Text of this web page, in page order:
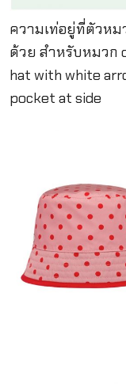
ความเท่อยู่ที่ตัวหม
ด้วย สำหรับหมวก
hat with white
pocket at side